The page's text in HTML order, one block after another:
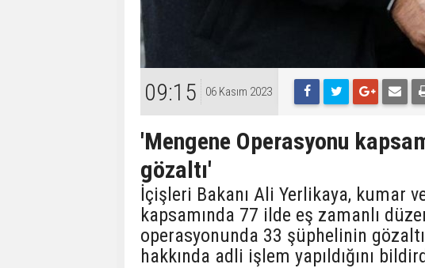
09:15 06 Kasım 2023
'Mengene Operasyonu
gözaltı'
İçişleri Bakanı Ali Yerlikaya, kumar
kapsamında 77 ilde eş zamanlı
operasyonunda 33 şüphelinin
hakkında adli işlem yapıldığını